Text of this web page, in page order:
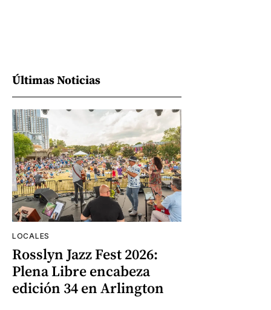
Últimas Noticias
LOCALES
Rosslyn Jazz Fest 2026:
Plena Libre encabeza
edición 34 en Arlington